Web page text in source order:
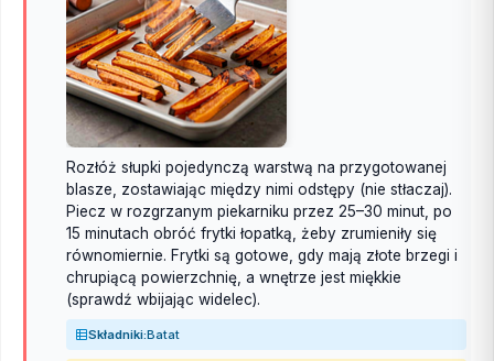
Rozłóż słupki pojedynczą warstwą na przygotowanej
blasze, zostawiając między nimi odstępy (nie stłaczaj).
Piecz w rozgrzanym piekarniku przez 25–30 minut, po
15 minutach obróć frytki łopatką, żeby zrumieniły się
równomiernie. Frytki są gotowe, gdy mają złote brzegi i
chrupiącą powierzchnię, a wnętrze jest miękkie
(sprawdź wbijając widelec).
Składniki:Batat